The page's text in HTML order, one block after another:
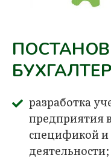
разработка
предприятия
спецификой и
деятельности;